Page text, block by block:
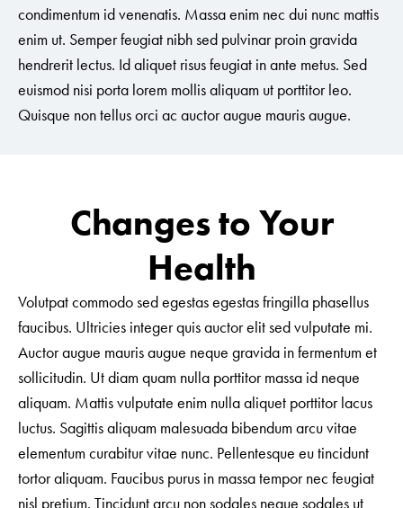
condimentum id venenatis. Massa enim nec dui nunc mattis
enim ut. Semper feugiat nibh sed pulvinar proin gravida
hendrerit lectus. Id aliquet risus feugiat in ante metus. Sed
euismod nisi porta lorem mollis aliquam ut porttitor leo.
Quisque non tellus orci ac auctor augue mauris augue.
Changes to Your
Health
Volutpat commodo sed egestas egestas fringilla phasellus
faucibus. Ultricies integer quis auctor elit sed vulputate mi.
Auctor augue mauris augue neque gravida in fermentum et
sollicitudin. Ut diam quam nulla porttitor massa id neque
aliquam. Mattis vulputate enim nulla aliquet porttitor lacus
luctus. Sagittis aliquam malesuada bibendum arcu vitae
elementum curabitur vitae nunc. Pellentesque eu tincidunt
tortor aliquam. Faucibus purus in massa tempor nec feugiat
nisl pretium. Tincidunt arcu non sodales neque sodales ut